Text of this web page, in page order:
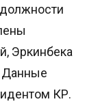
Эркинбека
Данные
КР.